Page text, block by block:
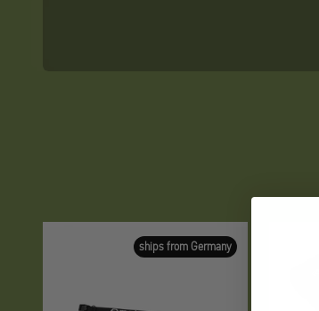
ships from Germany